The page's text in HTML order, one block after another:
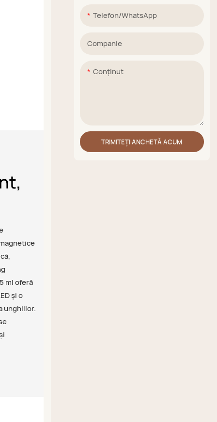
ml oferă
și o
unghiilor.
Telefon/WhatsApp
Companie
Conţinut
TRIMITEȚI ANCHETĂ ACUM